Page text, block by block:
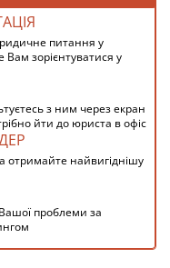
питання у
зорієнтуватися у
з ним через екран
йти до юриста в офіс
отримайте найвигіднішу
проблеми за